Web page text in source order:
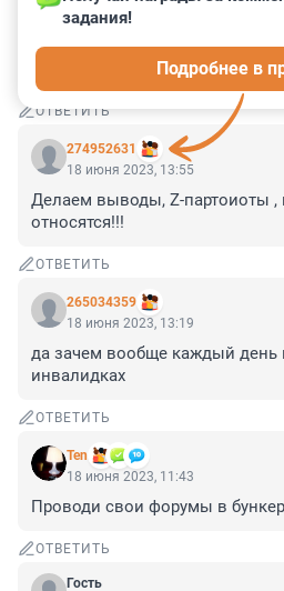
ее функций. Пускай, столица
цветет, ширится ......... и стоит
правительственных
ОТВЕТИТЬ
274952631
задания!
Подробнее в
18 июня 2023, 13:55
Делаем выводы, Z-партоиоты
относятся!!!
ОТВЕТИТЬ
265034359
18 июня 2023, 13:19
да зачем вообще каждый день
инвалидках
ОТВЕТИТЬ
Ten
18 июня 2023, 11:43
Проводи свои форумы в
ОТВЕТИТЬ
Гость